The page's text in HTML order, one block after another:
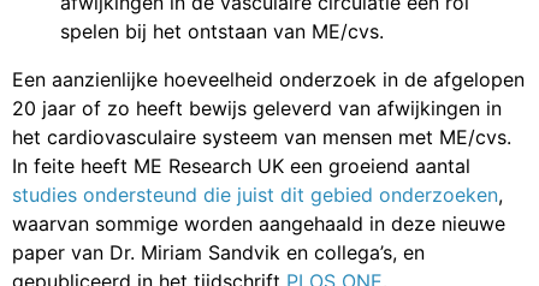
spelen bij het ontstaan van ME/cvs.
Een aanzienlijke hoeveelheid onderzoek in de afgelopen
20 jaar of zo heeft bewijs geleverd van afwijkingen in
het cardiovasculaire systeem van mensen met ME/cvs.
In feite heeft ME Research UK een groeiend aantal
studies ondersteund die juist dit gebied onderzoeken,
waarvan sommige worden aangehaald in deze nieuwe
paper van Dr. Miriam Sandvik en collega’s, en